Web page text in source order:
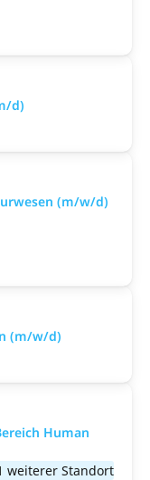
d)
(m/w/d)
(m/w/d)
Human
weiterer Standort